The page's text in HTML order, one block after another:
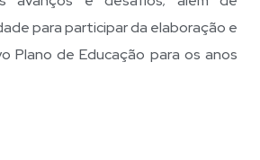
para participar da elaboração e
Plano de Educação para os anos